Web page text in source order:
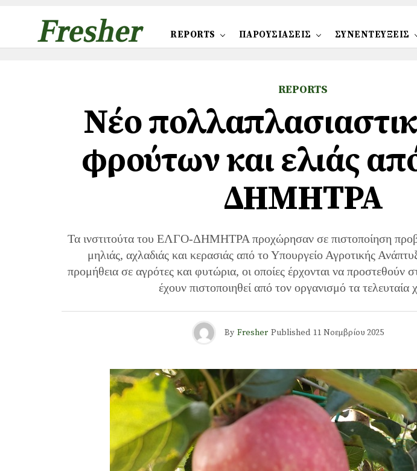
REPORTS ΠΑΡΟΥΣΙΑΣΕΙΣ ΣΥΝΕΝΤΕΥΞΕΙΣ
REPORTS
Nέο
φρούτων και ελιάς
ΔΗΜΗΤΡΑ
Τα ινστιτούτα του ΕΛΓΟ-ΔΗΜΗΤΡΑ προχώρησαν σε πιστοποίηση
μηλιάς, αχλαδιάς και κερασιάς από το Υπουργείο Αγροτικής
προμήθεια σε αγρότες και φυτώρια, οι οποίες έρχονται να προστεθούν
έχουν πιστοποιηθεί από τον οργανισμό τα τελευταία
By Fresher Published 11 Νοεμβρίου 2025